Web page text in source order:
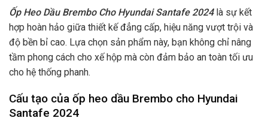
Ốp Heo Dầu Brembo Cho Hyundai Santafe 2024là sự kết
hợp hoàn hảo giữa thiết kế đẳng cấp, hiệu năng vượt trội và
độ bền bỉ cao. Lựa chọn sản phẩm này, bạn không chỉ nâng
tầm phong cách cho xế hộp mà còn đảm bảo an toàn tối ưu
cho hệ thống phanh.
Cấu tạo của ốp heo dầu Brembo cho Hyundai
Santafe 2024